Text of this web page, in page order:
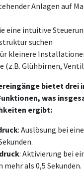
Anlagen auf
eine intuitive
suchen
kleinere
(z.B. Glühbirnen,
bietet drei
was
ergibt:
: Auslösung bei
: Aktivierung bei
mehr als 0,5 Sekunden.